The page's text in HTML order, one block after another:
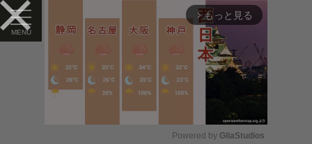
arrow_forward_ios もっと見る
Powered by GliaStudios